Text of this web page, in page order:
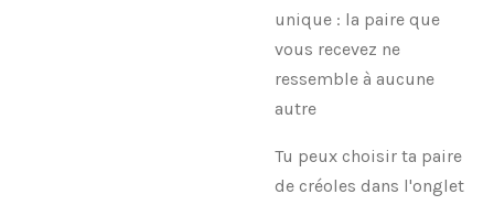
unique : la paire que
vous recevez ne
ressemble à aucune
autre
Tu peux choisir ta paire
de créoles dans l'onglet